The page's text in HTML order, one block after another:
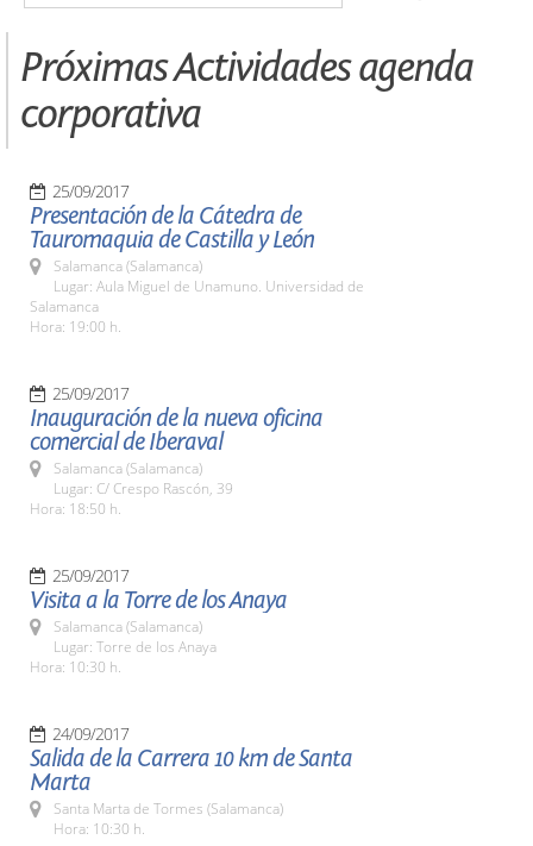
Próximas Actividades agenda
corporativa
25/09/2017
Presentación de la Cátedra de
Tauromaquia de Castilla y León
Salamanca (Salamanca)
Lugar: Aula Miguel de Unamuno. Universidad de
Salamanca
Hora: 19:00 h.
25/09/2017
Inauguración de la nueva oficina
comercial de Iberaval
Salamanca (Salamanca)
Lugar: C/ Crespo Rascón, 39
Hora: 18:50 h.
25/09/2017
Visita a la Torre de los Anaya
Salamanca (Salamanca)
Lugar: Torre de los Anaya
Hora: 10:30 h.
24/09/2017
Salida de la Carrera 10 km de Santa
Marta
Santa Marta de Tormes (Salamanca)
Hora: 10:30 h.